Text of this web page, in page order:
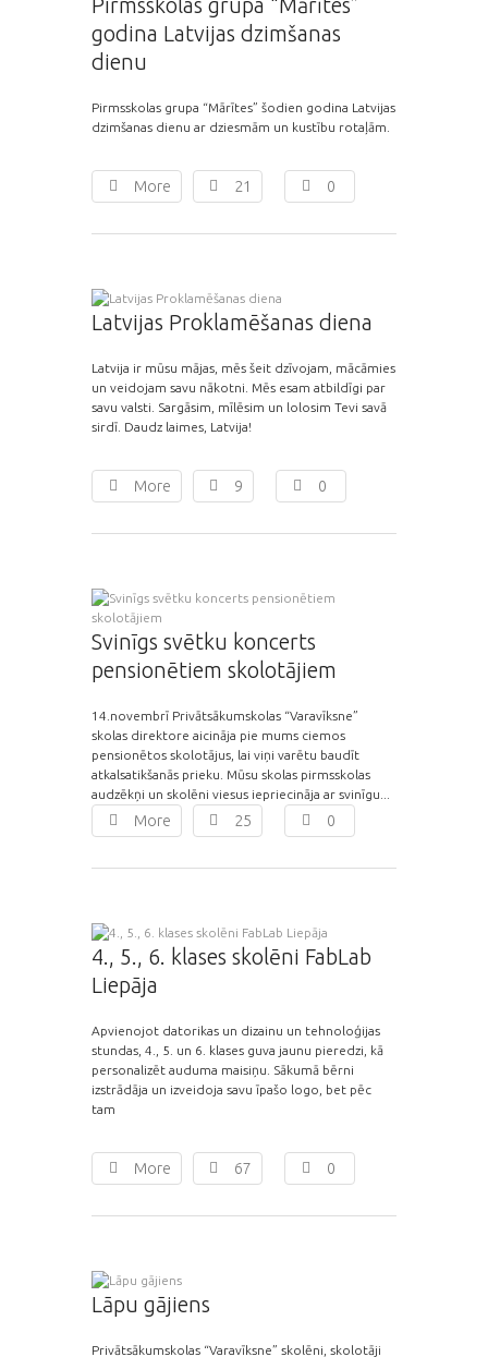
godina Latvijas dzimšanas
dienu
Pirmsskolas grupa “Mārītes” šodien godina Latvijas
dzimšanas dienu ar dziesmām un kustību rotaļām.
More 21 0
Latvijas Proklamēšanas diena
Latvija ir mūsu mājas, mēs šeit dzīvojam, mācāmies
un veidojam savu nākotni. Mēs esam atbildīgi par
savu valsti. Sargāsim, mīlēsim un lolosim Tevi savā
sirdī. Daudz laimes, Latvija!
More 9 0
Svinīgs svētku koncerts
pensionētiem skolotājiem
14.novembrī Privātsākumskolas “Varavīksne”
skolas direktore aicināja pie mums ciemos
pensionētos skolotājus, lai viņi varētu baudīt
atkalsatikšanās prieku. Mūsu skolas pirmsskolas
audzēkņi un skolēni viesus iepriecināja ar svinīgu...
More 25 0
4., 5., 6. klases skolēni FabLab
Liepāja
Apvienojot datorikas un dizainu un tehnoloģijas
stundas, 4., 5. un 6. klases guva jaunu pieredzi, kā
personalizēt auduma maisiņu. Sākumā bērni
izstrādāja un izveidoja savu īpašo logo, bet pēc
tam
More 67 0
Lāpu gājiens
Privātsākumskolas “Varavīksne” skolēni, skolotāji